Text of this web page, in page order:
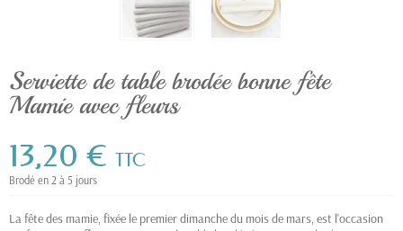
Serviette de table brodée bonne fête
Mamie avec fleurs
13,20 € TTC
Brodé en 2 à 5 jours
La fête des mamie, fixée le premier dimanche du mois de mars, est l'occasion